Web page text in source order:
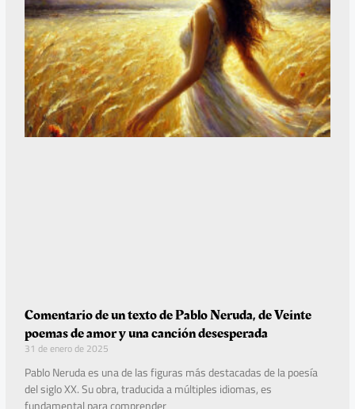
Comentario de un texto de Pablo Neruda, de Veinte
poemas de amor y una canción desesperada
31 de enero de 2025
Pablo Neruda es una de las figuras más destacadas de la poesía
del siglo XX. Su obra, traducida a múltiples idiomas, es